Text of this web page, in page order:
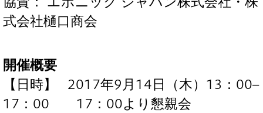
式会社樋口商会
開催概要
【日時】 2017年9月14日（木）13：00–
17：00 17：00より懇親会